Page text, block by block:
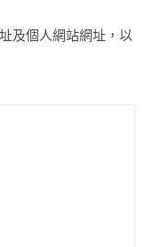
及個人網站網址，以